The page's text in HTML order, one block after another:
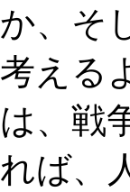
か、そ
考える
は、戦
れば、